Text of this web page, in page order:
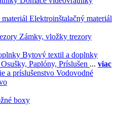
Elektroinštalačný materiál
Zámky, vložky trezory
Bytový textil a doplnky
Osušky, Paplóny, Príslušen ... viac
Vodovodné
boxy